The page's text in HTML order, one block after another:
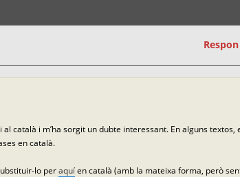
i m’ha sorgit un dubte interessant. En alguns textos,
en català.
lo peraquíen català (amb la mateixa forma, però